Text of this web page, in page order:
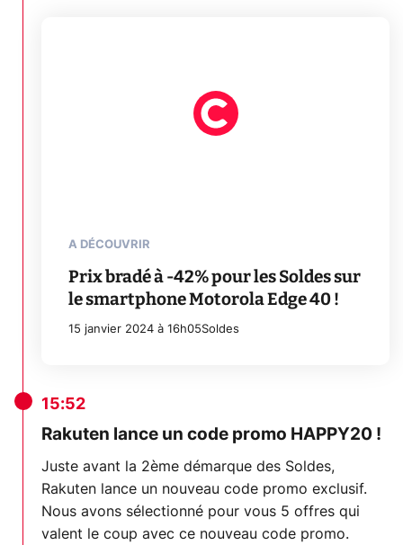
A DÉCOUVRIR
Prix bradé à -42% pour les Soldes sur
le smartphone Motorola Edge 40 !
15 janvier 2024 à 16h05Soldes
15:52
Rakuten lance un code promo HAPPY20 !
Juste avant la 2ème démarque des Soldes,
Rakuten lance un nouveau code promo exclusif.
Nous avons sélectionné pour vous 5 offres qui
valent le coup avec ce nouveau code promo.